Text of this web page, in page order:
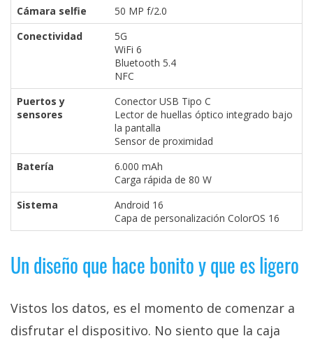
Cámara selfie
50 MP f/2.0
Conectividad
5G
WiFi 6
Bluetooth 5.4
NFC
Puertos y
sensores
Conector USB Tipo C
Lector de huellas óptico integrado bajo
la pantalla
Sensor de proximidad
Batería
6.000 mAh
Carga rápida de 80 W
Sistema
Android 16
Capa de personalización ColorOS 16
Un diseño que hace bonito y que es ligero
Vistos los datos, es el momento de comenzar a
disfrutar el dispositivo. No siento que la caja